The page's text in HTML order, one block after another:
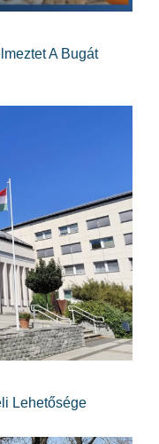
A Bugát
Lehetősége